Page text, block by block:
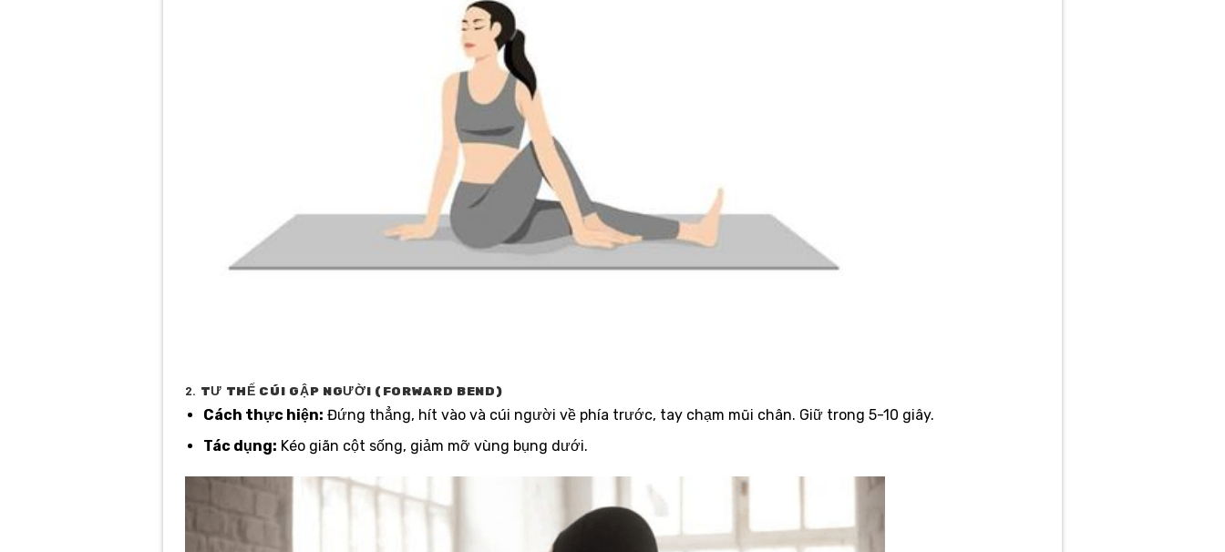
2. TƯ THẾ CÚI GẬP NGƯỜI (FORWARD BEND)
Cách thực hiện: Đứng thẳng, hít vào và cúi người về phía trước, tay chạm mũi chân. Giữ trong 5-10 giây.
Tác dụng: Kéo giãn cột sống, giảm mỡ vùng bụng dưới.